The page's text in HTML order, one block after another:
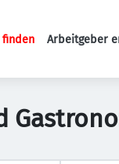
Haupt-
finden Arbeitgeber